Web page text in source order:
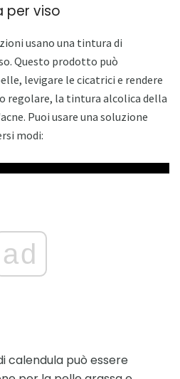
per viso
usano una tintura di
Questo prodotto può
levigare le cicatrici e rendere
regolare, la tintura alcolica della
Puoi usare una soluzione
modi:
ad
calendula può essere